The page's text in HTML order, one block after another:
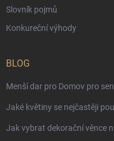
Slovník pojmů
Konkureční výhody
BLOG
Menší dar pro Domov pro
Jaké květiny se nejčastěji
Jak vybrat dekorační věnce